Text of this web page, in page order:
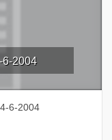
6-2004
6-2004